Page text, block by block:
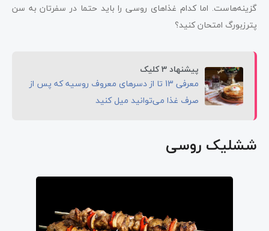
گزینه‌هاست. اما کدام غذاهای روسی را باید حتما در سفرتان به سن
پترزبورگ امتحان کنید؟
پیشنهاد 3 کلیک
معرفی 13 تا از دسرهای معروف روسیه که پس از
صرف غذا می‌توانید میل کنید
ششلیک روسی